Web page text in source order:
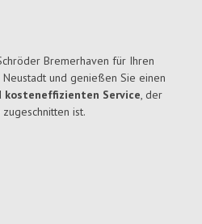
Bremerhaven für Ihren
und genießen Sie einen
kosteneffizienten Service, der
ist.